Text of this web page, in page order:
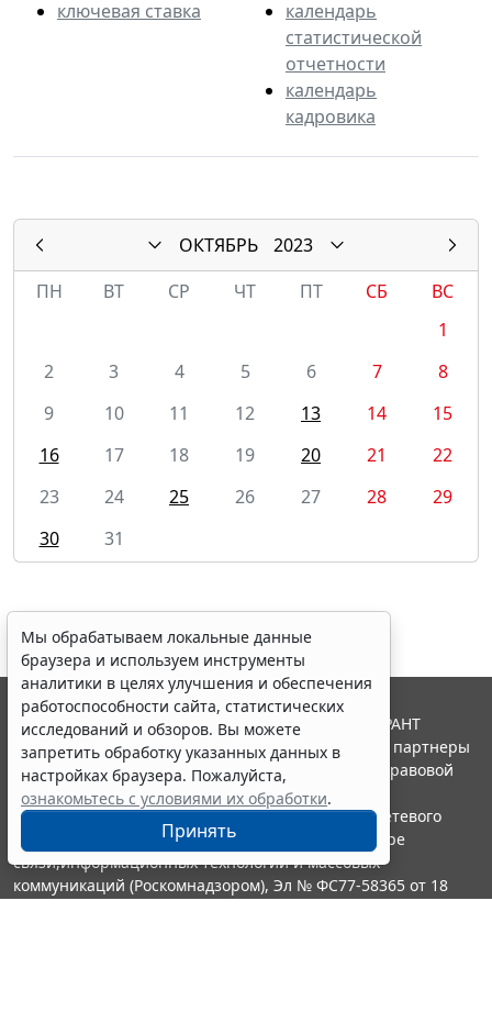
ключевая ставка
календарь
статистической
отчетности
календарь
кадровика
ОКТЯБРЬ
2023
ПН
ВТ СР ЧТ ПТ СБ
ВС
1
2
3 4 5 6 7
8
9
10 11 12 13 14
15
16
17 18 19 20 21
22
23
24 25 26 27 28
29
30
31
Мы обрабатываем локальные данные
браузера и используем инструменты
аналитики в целях улучшения и обеспечения
работоспособности сайта, статистических
исследований и обзоров. Вы можете
запретить обработку указанных данных в
настройках браузера. Пожалуйста,
ознакомьтесь с условиями их обработки.
Принять
© ООО "НПП "ГАРАНТ-СЕРВИС", 2026. Система ГАРАНТ
выпускается с 1990 года. Компания "Гарант" и ее партнеры
являются участниками Российской ассоциации правовой
информации ГАРАНТ.
Портал ГАРАНТ.РУ зарегистрирован в качестве сетевого
издания Федеральной службой по надзору в сфере
связи,информационных технологий и массовых
коммуникаций (Роскомнадзором), Эл № ФС77-58365 от 18